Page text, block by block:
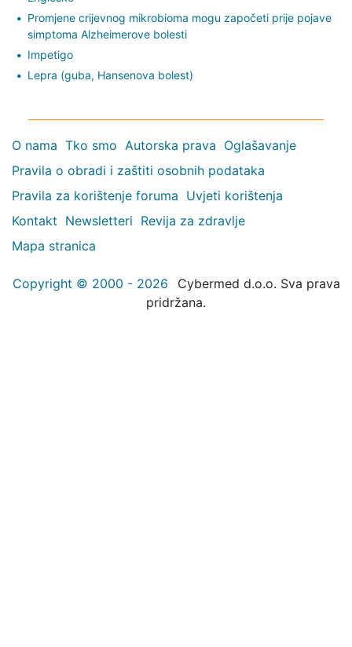
Promjene crijevnog mikrobioma mogu započeti prije pojave
simptoma Alzheimerove bolesti
Impetigo
Lepra (guba, Hansenova bolest)
O nama Tko smo Autorska prava Oglašavanje
Pravila o obradi i zaštiti osobnih podataka
Pravila za korištenje foruma Uvjeti korištenja
Kontakt Newsletteri Revija za zdravlje
Mapa stranica
Copyright © 2000 - 2026
Cybermed d.o.o. Sva prava
pridržana.